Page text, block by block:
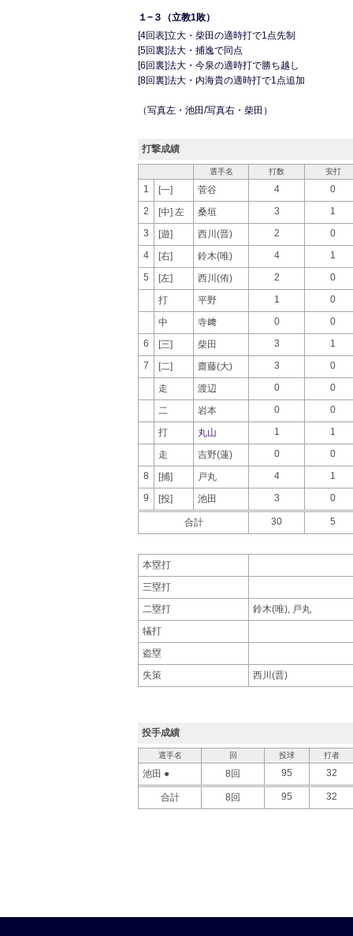
１−３（立教1敗）
[4回表]立大・柴田の適時打で1点先制
[5回裏]法大・捕逸で同点
[6回裏]法大・今泉の適時打で勝ち越し
[8回裏]法大・内海貴の適時打で1点追加
（写真左・池田/写真右・柴田）
打撃成績
選手名 打数 安打
1 [一] 菅谷 4
0
2
[中] 左 桑垣 3
1
3
[遊] 西川(晋) 2
0
4
[右] 鈴木(唯) 4
1
5
[左] 西川(侑) 2 0
打 平野 1 0
中 寺﨑 0
0
6
[三] 柴田 3
1
7
[二] 齋藤(大) 3 0
走 渡辺 0 0
二 岩本 0 0
打 丸山 1 1
走 吉野(蓮) 0
0
8
[捕] 戸丸 4
1
9
[投] 池田 3 0
合計 30 5
本塁打
三塁打
二塁打
鈴木(唯), 戸丸
犠打
盗塁
失策
西川(晋)
投手成績
選手名 回 投球 打者
池田 ● 8回 95 32
合計 8回 95 32